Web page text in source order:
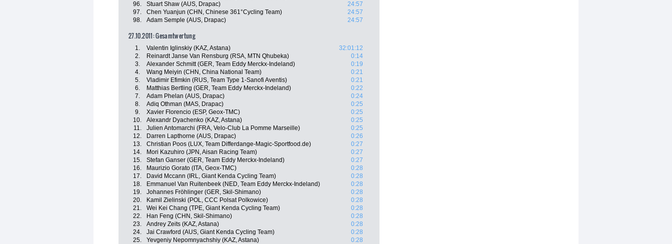
96.
Stuart Shaw (AUS, Drapac)
24:57
97.
Chen Yuanjun (CHN, Chinese 361°Cycling Team)
24:57
98.
Adam Semple (AUS, Drapac) 24:57
27.10.2011: Gesamtwertung
1. Valentin Iglinskiy (KAZ, Astana)
32:01:12
2.
Reinardt Janse Van Rensburg (RSA, MTN Qhubeka)
0:14
3.
Alexander Schmitt (GER, Team Eddy Merckx-Indeland)
0:19
4.
Wang Meiyin (CHN, China National Team)
0:21
5.
Vladimir Efimkin (RUS, Team Type 1-Sanofi Aventis)
0:21
6.
Matthias Bertling (GER, Team Eddy Merckx-Indeland)
0:22
7.
Adam Phelan (AUS, Drapac)
0:24
8.
Adiq Othman (MAS, Drapac)
0:25
9.
Xavier Florencio (ESP, Geox-TMC)
0:25
10.
Alexandr Dyachenko (KAZ, Astana)
0:25
11.
Julien Antomarchi (FRA, Velo-Club La Pomme Marseille)
0:25
12.
Darren Lapthorne (AUS, Drapac)
0:26
13.
Christian Poos (LUX, Team Differdange-Magic-Sportfood.de)
0:27
14.
Mori Kazuhiro (JPN, Aisan Racing Team)
0:27
15.
Stefan Ganser (GER, Team Eddy Merckx-Indeland)
0:27
16.
Maurizio Gorato (ITA, Geox-TMC)
0:28
17.
David Mccann (IRL, Giant Kenda Cycling Team)
0:28
18.
Emmanuel Van Ruitenbeek (NED, Team Eddy Merckx-Indeland)
0:28
19.
Johannes Fröhlinger (GER, Skil-Shimano)
0:28
20.
Kamil Zielinski (POL, CCC Polsat Polkowice)
0:28
21.
Wei Kei Chang (TPE, Giant Kenda Cycling Team)
0:28
22.
Han Feng (CHN, Skil-Shimano)
0:28
23.
Andrey Zeits (KAZ, Astana)
0:28
24.
Jai Crawford (AUS, Giant Kenda Cycling Team)
0:28
25.
Yevgeniy Nepomnyachshiy (KAZ, Astana)
0:28